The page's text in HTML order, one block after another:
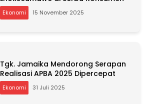
Ekonomi 15 November 2025
Tgk. Jamaika Mendorong Serapan
Realisasi APBA 2025 Dipercepat
Ekonomi 31 Juli 2025